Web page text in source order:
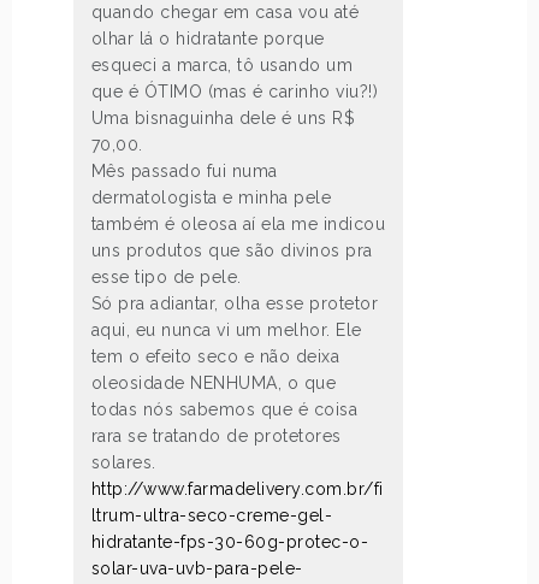
quando chegar em casa vou até
olhar lá o hidratante porque
esqueci a marca, tô usando um
que é ÓTIMO (mas é carinho viu?!)
Uma bisnaguinha dele é uns R$
70,00.
Mês passado fui numa
dermatologista e minha pele
também é oleosa aí ela me indicou
uns produtos que são divinos pra
esse tipo de pele.
Só pra adiantar, olha esse protetor
aqui, eu nunca vi um melhor. Ele
tem o efeito seco e não deixa
oleosidade NENHUMA, o que
todas nós sabemos que é coisa
rara se tratando de protetores
solares.
http://www.farmadelivery.com.br/fi
ltrum-ultra-seco-creme-gel-
hidratante-fps-30-60g-protec-o-
solar-uva-uvb-para-pele-